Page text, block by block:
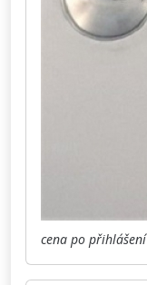
cena po přihlášení